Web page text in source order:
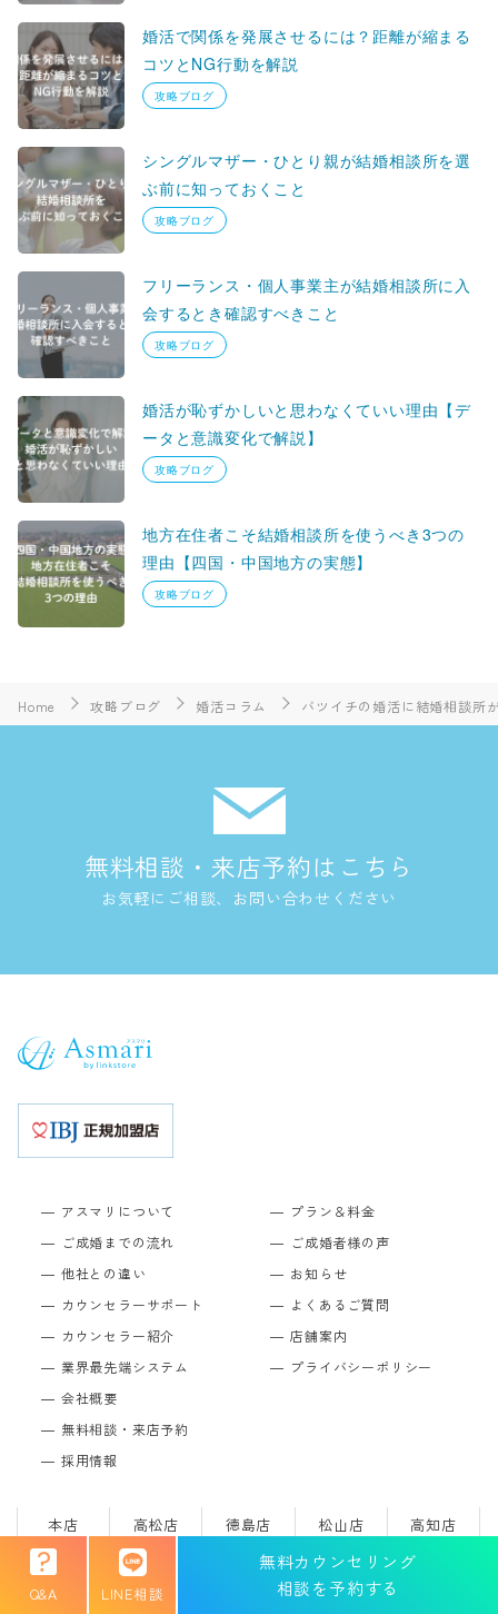
Q&A LINE相談
無料カウンセリング
相談を予約する
婚活で関係を発展させるには？距離が縮まる
コツとNG行動を解説
攻略ブログ
シングルマザー・ひとり親が結婚相談所を選
ぶ前に知っておくこと
攻略ブログ
フリーランス・個人事業主が結婚相談所に入
会するとき確認すべきこと
攻略ブログ
婚活が恥ずかしいと思わなくていい理由【デ
ータと意識変化で解説】
攻略ブログ
地方在住者こそ結婚相談所を使うべき3つの
理由【四国・中国地方の実態】
攻略ブログ
Home 攻略ブログ 婚活コラム バツイチの婚活に結婚相談所
無料相談・来店予約はこちら
お気軽にご相談、お問い合わせください
アスマリについて
ご成婚までの流れ
他社との違い
カウンセラーサポート
カウンセラー紹介
業界最先端システム
プラン＆料金
ご成婚者様の声
お知らせ
よくあるご質問
店舗案内
プライバシーポリシー
会社概要
無料相談・来店予約
採用情報
本店 高松店 徳島店 松山店
高知店
岡山店
広島店 大阪店 神戸店 京都店